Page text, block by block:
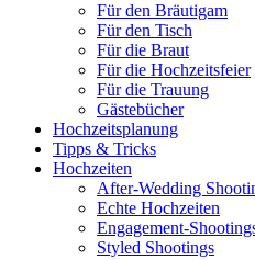
Für den Bräutigam
Für den Tisch
Für die Braut
Für die Hochzeitsfeier
Für die Trauung
Gästebücher
Hochzeitsplanung
Tipps & Tricks
Hochzeiten
After-Wedding
Echte Hochzeiten
Engagement-
Styled Shootings